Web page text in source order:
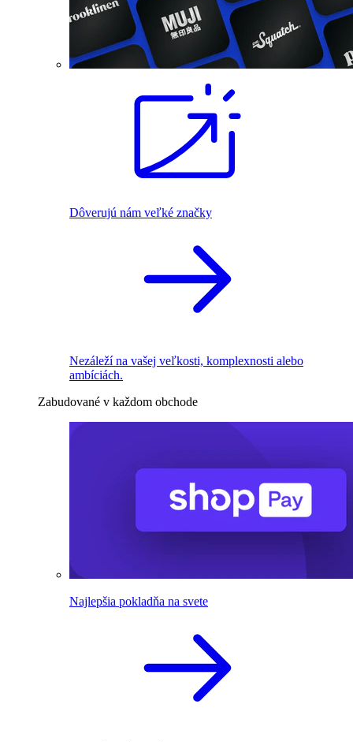
Dôverujú nám veľké značky
Nezáleží na vašej veľkosti, komplexnosti alebo
ambíciách.
Zabudované v každom obchode
Najlepšia pokladňa na svete